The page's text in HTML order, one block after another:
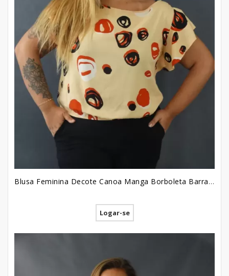
Blusa Feminina Decote Canoa Manga Borboleta Barra com Elastico em Viscose Plus Size Bege Circulos[2207053]
Logar-se